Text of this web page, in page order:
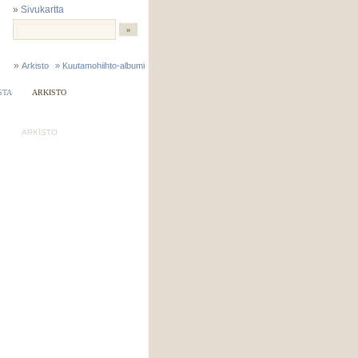
» Sivukartta
» Kuutamohiihto-albumi
» Arkisto
ARKISTO
ARKISTO